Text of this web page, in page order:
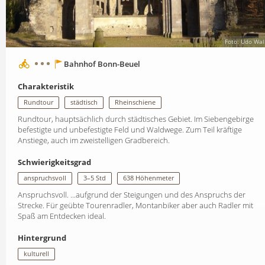
Foto: Udo
Bahnhof Bonn-Beuel
Charakteristik
Rundtour städtisch Rheinschiene
Rundtour, hauptsächlich durch städtisches Gebiet. Im Siebengebirge
befestigte und unbefestigte Feld und Waldwege. Zum Teil kräftige
Anstiege, auch im zweistelligen Gradbereich.
Schwierigkeitsgrad
anspruchsvoll 3–5 Std 638 Höhenmeter
Anspruchsvoll. ...aufgrund der Steigungen und des Anspruchs der
Strecke. Für geübte Tourenradler, Montanbiker aber auch Radler mit
Spaß am Entdecken ideal.
Hintergrund
kulturell